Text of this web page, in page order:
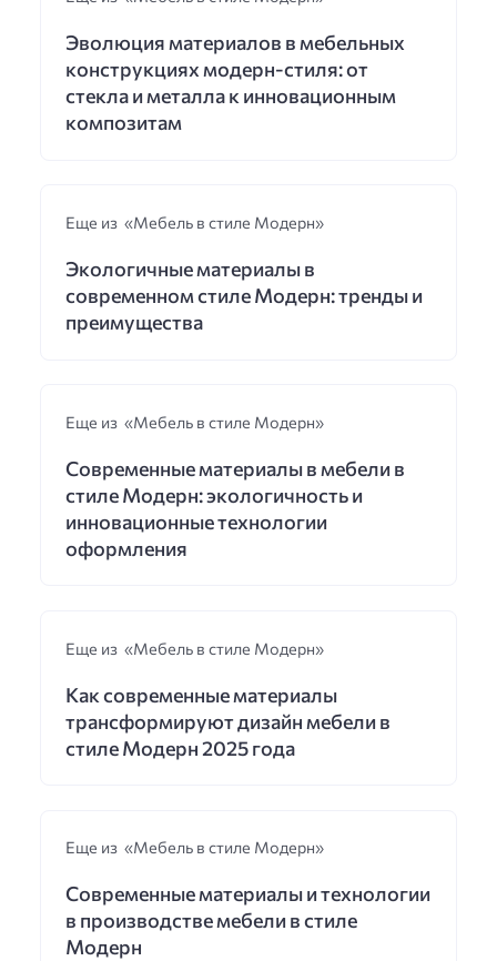
Эволюция материалов в мебельных
конструкциях модерн-стиля: от
стекла и металла к инновационным
композитам
Еще из «Мебель в стиле Модерн»
Экологичные материалы в
современном стиле Модерн: тренды и
преимущества
Еще из «Мебель в стиле Модерн»
Современные материалы в мебели в
стиле Модерн: экологичность и
инновационные технологии
оформления
Еще из «Мебель в стиле Модерн»
Как современные материалы
трансформируют дизайн мебели в
стиле Модерн 2025 года
Еще из «Мебель в стиле Модерн»
Современные материалы и технологии
в производстве мебели в стиле
Модерн